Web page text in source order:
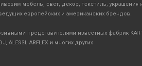
мебель, свет, декор, текстиль, украшения
европейских и американских брендов.
представителями известных фабрик
ALESSI, ARFLEX и многих других